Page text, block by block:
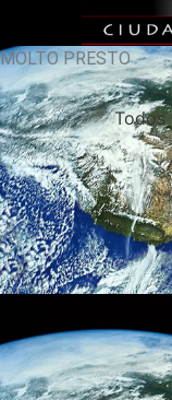
MOLTO PRESTO
Todos